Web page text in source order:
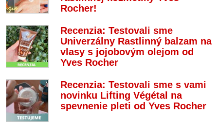
Rocher!
Recenzia: Testovali sme
Univerzálny Rastlinný balzam na
vlasy s jojobovým olejom od
Yves Rocher
Recenzia: Testovali sme s vami
novinku Lifting Végétal na
spevnenie pleti od Yves Rocher